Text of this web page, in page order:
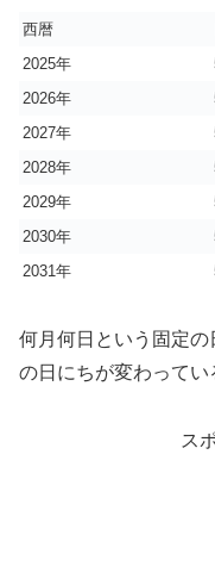
西暦
2025年
2026年
2027年
2028年
2029年
2030年
2031年
何月何日という固定の
の日にちが変わってい
ス